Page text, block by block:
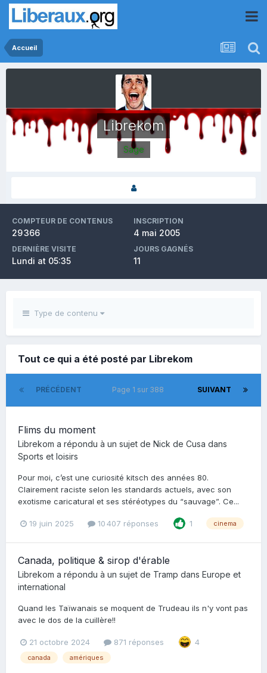
Accueil
Librekom
Sage
COMPTEUR DE CONTENUS
29 366
INSCRIPTION
4 mai 2005
DERNIÈRE VISITE
Lundi at 05:35
JOURS GAGNÉS
11
Type de contenu
Tout ce qui a été posté par Librekom
PRÉCÉDENT SUIVANT
Page 1 sur 388
Flims du moment
Librekom a répondu à un sujet de Nick de Cusa dans
Sports et loisirs
Pour moi, c’est une curiosité kitsch des années 80.
Clairement raciste selon les standards actuels, avec son
exotisme caricatural et ses stéréotypes du “sauvage”. Ce...
19 juin 2025 10 407 réponses 1 cinema
Canada, politique & sirop d'érable
Librekom a répondu à un sujet de Tramp dans Europe et
international
Quand les Taïwanais se moquent de Trudeau ils n'y vont pas
avec le dos de la cuillère!!
21 octobre 2024 871 réponses 4
canada amériques